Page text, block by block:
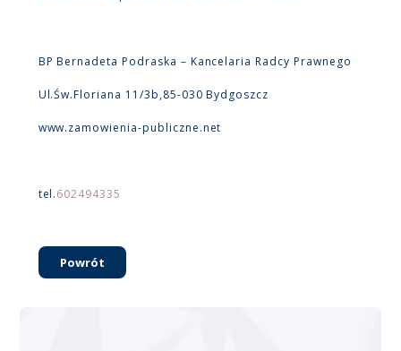
BP Bernadeta Podraska – Kancelaria Radcy Prawnego
Ul.Św.Floriana 11/3b,85-030 Bydgoszcz
www.zamowienia-publiczne.net
tel.602494335
Powrót